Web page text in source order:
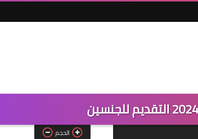
الحجم